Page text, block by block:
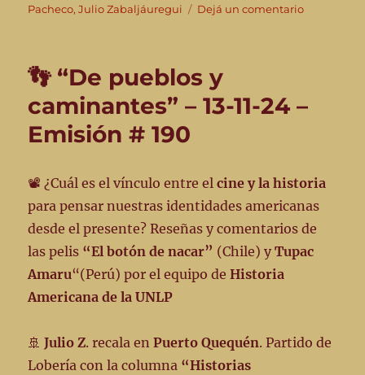
Pacheco,Julio Zabaljáuregui Dejá un comentarioen
-24
y
por
Radio
Futura
🌈
👣 “De pueblos y
caminantes” – 13-11-24 –
Emisión # 190
📽️ ¿Cuál es el vínculo entre elcine y la historia
para pensar nuestras identidades americanas
desde el presente? Reseñas y comentarios de
las pelis “El botón de nacar” (Chile) yTupac
Amaru“(Perú) por el equipo deHistoria
Americana de la UNLP
🚢Julio Z. recala enPuerto Quequén. Partido de
Lobería con la columna “Historias